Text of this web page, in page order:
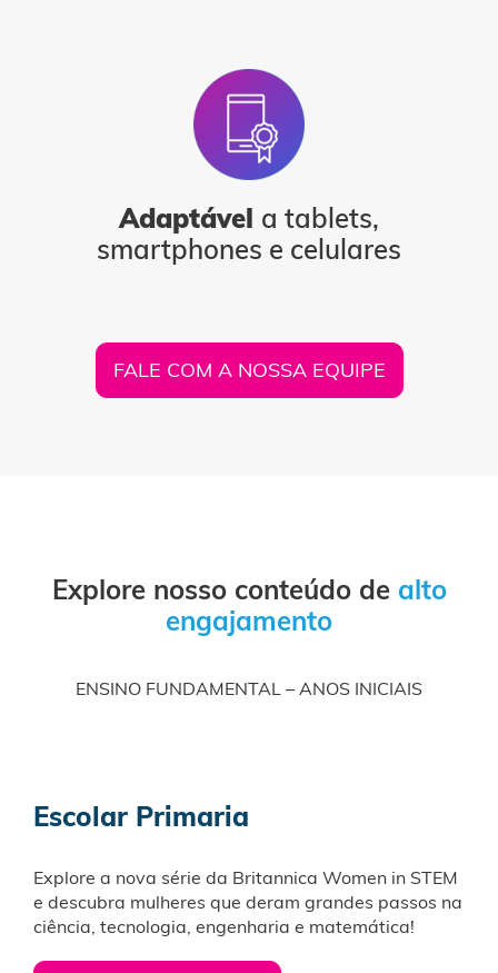
Adaptável a tablets,
smartphones e celulares
FALE COM A NOSSA EQUIPE
Explore nosso conteúdo de alto
engajamento
ENSINO FUNDAMENTAL – ANOS INICIAIS
Escolar Primaria
Explore a nova série da Britannica Women in STEM
e descubra mulheres que deram grandes passos na
ciência, tecnologia, engenharia e matemática!